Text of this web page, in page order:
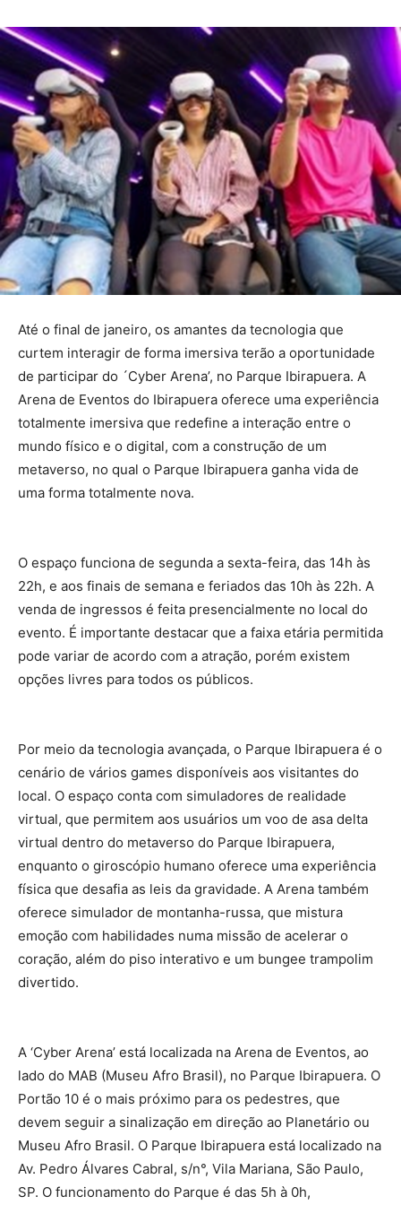
Até o final de janeiro, os amantes da tecnologia que
curtem interagir de forma imersiva terão a oportunidade
de participar do ´Cyber Arena’, no Parque Ibirapuera. A
Arena de Eventos do Ibirapuera oferece uma experiência
totalmente imersiva que redefine a interação entre o
mundo físico e o digital, com a construção de um
metaverso, no qual o Parque Ibirapuera ganha vida de
uma forma totalmente nova.
O espaço funciona de segunda a sexta-feira, das 14h às
22h, e aos finais de semana e feriados das 10h às 22h. A
venda de ingressos é feita presencialmente no local do
evento. É importante destacar que a faixa etária permitida
pode variar de acordo com a atração, porém existem
opções livres para todos os públicos.
Por meio da tecnologia avançada, o Parque Ibirapuera é o
cenário de vários games disponíveis aos visitantes do
local. O espaço conta com simuladores de realidade
virtual, que permitem aos usuários um voo de asa delta
virtual dentro do metaverso do Parque Ibirapuera,
enquanto o giroscópio humano oferece uma experiência
física que desafia as leis da gravidade. A Arena também
oferece simulador de montanha-russa, que mistura
emoção com habilidades numa missão de acelerar o
coração, além do piso interativo e um bungee trampolim
divertido.
A ‘Cyber Arena’ está localizada na Arena de Eventos, ao
lado do MAB (Museu Afro Brasil), no Parque Ibirapuera. O
Portão 10 é o mais próximo para os pedestres, que
devem seguir a sinalização em direção ao Planetário ou
Museu Afro Brasil. O Parque Ibirapuera está localizado na
Av. Pedro Álvares Cabral, s/n°, Vila Mariana, São Paulo,
SP. O funcionamento do Parque é das 5h à 0h,